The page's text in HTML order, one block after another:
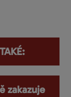
zakazuje